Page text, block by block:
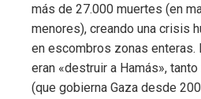
más de 27.000 muertes (en
menores), creando una crisis
en escombros zonas
eran «destruir a Hamás»,
(que gobierna Gaza desde